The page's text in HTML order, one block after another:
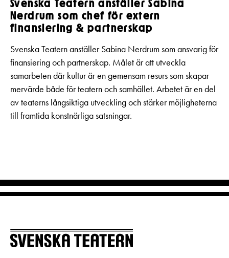
Svenska Teatern anställer Sabina
Nerdrum som chef för extern
finansiering & partnerskap
Svenska Teatern anställer Sabina Nerdrum som ansvarig för
finansiering och partnerskap. Målet är att utveckla
samarbeten där kultur är en gemensam resurs som skapar
mervärde både för teatern och samhället. Arbetet är en del
av teaterns långsiktiga utveckling och stärker möjligheterna
till framtida konstnärliga satsningar.